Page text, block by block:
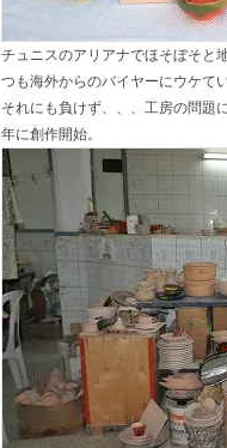
チュニスのアリアナでほそぼそと
つも海外からのバイヤーにウケて
それにも負けず、、、工房の問題
年に創作開始。